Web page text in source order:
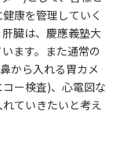
康を管理していく
臓は、慶應義塾大
ます。また通常の
から入れる胃カメ
ー検査)、心電図な
ていきたいと考え